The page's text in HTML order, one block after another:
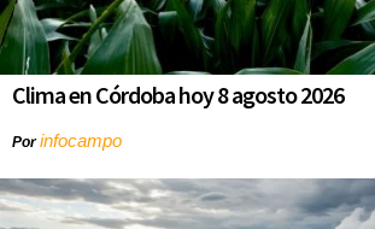
Clima en Córdoba hoy 8 agosto 2026
Porinfocampo